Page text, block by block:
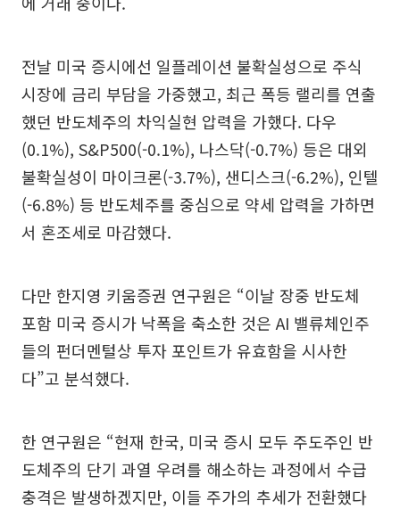
전날 미국 증시에선 일플레이션 불확실성으로 주식
시장에 금리 부담을 가중했고, 최근 폭등 랠리를 연출
했던 반도체주의 차익실현 압력을 가했다. 다우
(0.1%), S&P500(-0.1%), 나스닥(-0.7%) 등은 대외
불확실성이 마이크론(-3.7%), 샌디스크(-6.2%), 인텔
(-6.8%) 등 반도체주를 중심으로 약세 압력을 가하면
서 혼조세로 마감했다.
다만 한지영 키움증권 연구원은 “이날 장중 반도체
포함 미국 증시가 낙폭을 축소한 것은 AI 밸류체인주
들의 펀더멘털상 투자 포인트가 유효함을 시사한
다”고 분석했다.
한 연구원은 “현재 한국, 미국 증시 모두 주도주인 반
도체주의 단기 과열 우려를 해소하는 과정에서 수급
충격은 발생하겠지만, 이들 주가의 추세가 전환했다